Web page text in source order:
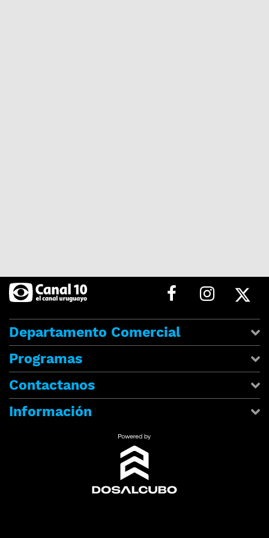
Departamento Comercial
Programas
Contactanos
Información